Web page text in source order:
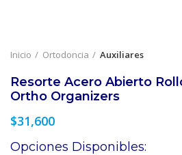
Inicio Ortodoncia Auxiliares
Resorte Acero Abierto
Ortho Organizers
$31,600
Opciones Disponibles: